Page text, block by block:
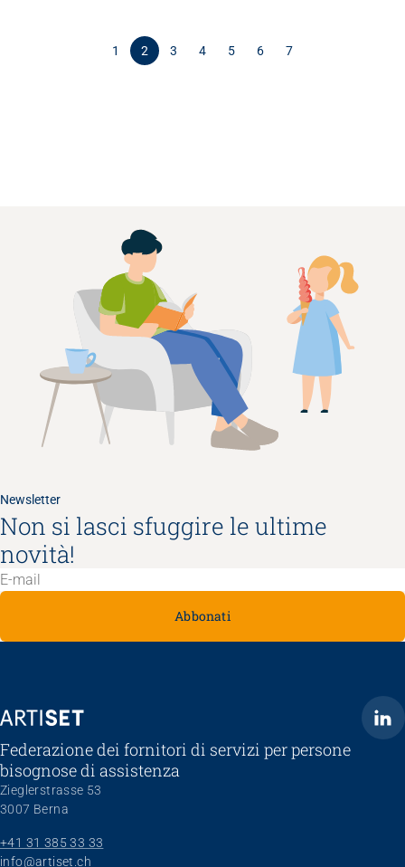
1 2 3 4 5 6 7
Newsletter
Non si lasci sfuggire le ultime
novità!
Abbonati
ARTISET
Federazione dei fornitori di servizi per persone
bisognose di assistenza
Zieglerstrasse 53
3007 Berna
+41 31 385 33 33
info@artiset.ch